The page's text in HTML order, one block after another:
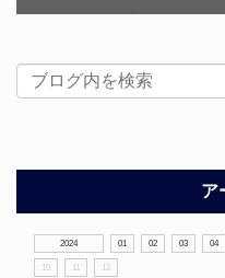
ア
2024 01 02 03 04
10 12